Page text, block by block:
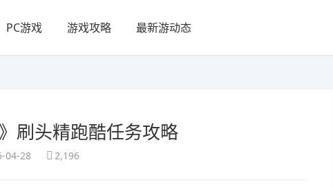
PC游戏 游戏攻略 最新游动态
刷头精跑酷任务攻略
04-28 2,196